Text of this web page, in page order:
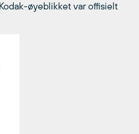
øyeblikket var offisielt